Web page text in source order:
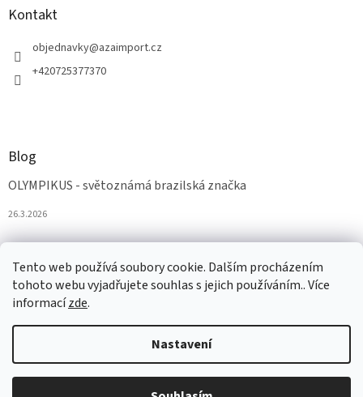
Tento web používá soubory cookie. Dalším procházením
tohoto webu vyjadřujete souhlas s jejich používáním.. Více
informacízde.
Nastavení
Kontakt
objednavky@azaimport.cz
+420725377370
Blog
OLYMPIKUS - světoznámá brazilská značka
26.3.2026
Vytvořil Shoptet